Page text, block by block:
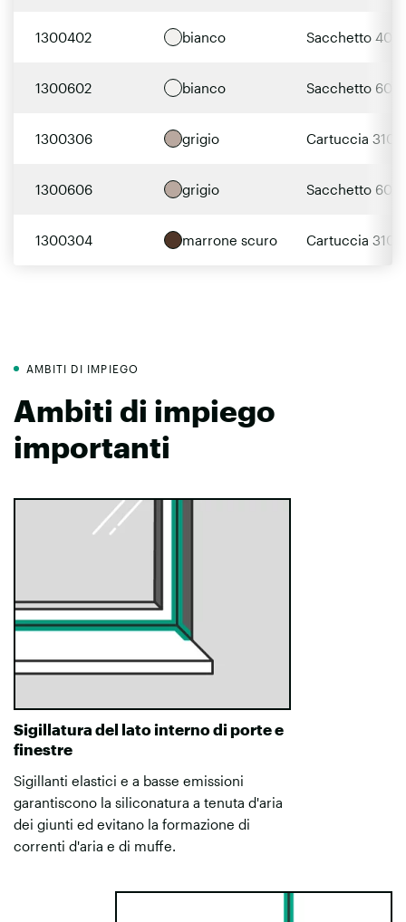
1300402 bianco Sacchetto
1300602 bianco Sacchetto
1300306 grigio Cartuccia
1300606 grigio Sacchetto
1300304 marrone scuro Cartuccia
AMBITI DI IMPIEGO
Ambiti di impiego
importanti
Sigillatura del lato interno di porte e
finestre
Sigillanti elastici e a basse emissioni
garantiscono la siliconatura a tenuta d'aria
dei giunti ed evitano la formazione di
correnti d'aria e di muffe.